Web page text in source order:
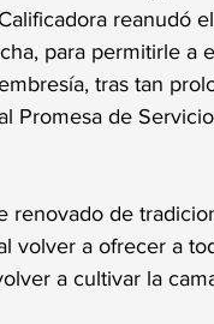
reanudó
para permitirle a
tras tan
Promesa de
renovado de
volver a ofrecer a
a cultivar la